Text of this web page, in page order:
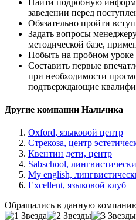
заведении перед
Обязательно пройти
Задать вопросы
методической базе,
Побыть на пробном
Составить первые
при необходимости
подтверждающие
Другие компании Нальчика
Oxford, языковой центр
Стрекоза, центр
Квентин дети, центр
Sabschool,
My english,
Excellent, языковой клуб
Обращались в данную